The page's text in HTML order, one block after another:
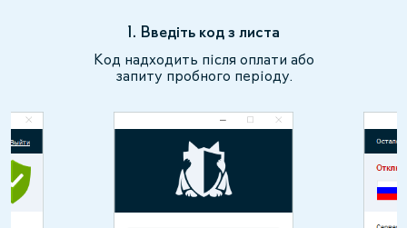
1. Введіть код з листа
Код надходить після оплати або
запиту пробного періоду.